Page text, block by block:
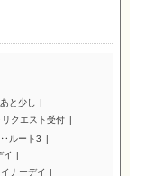
と少し
クエスト受付
ルート3
ナーデイ